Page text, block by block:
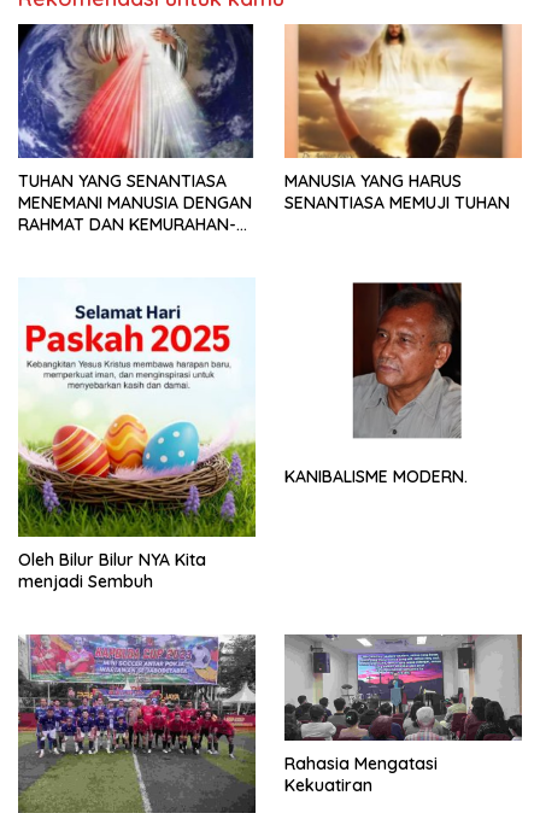
TUHAN YANG SENANTIASA
MENEMANI MANUSIA DENGAN
RAHMAT DAN KEMURAHAN-
MANUSIA YANG HARUS
SENANTIASA MEMUJI TUHAN
Oleh Bilur Bilur NYA Kita
menjadi Sembuh
KANIBALISME MODERN.
Rahasia Mengatasi
Kekuatiran